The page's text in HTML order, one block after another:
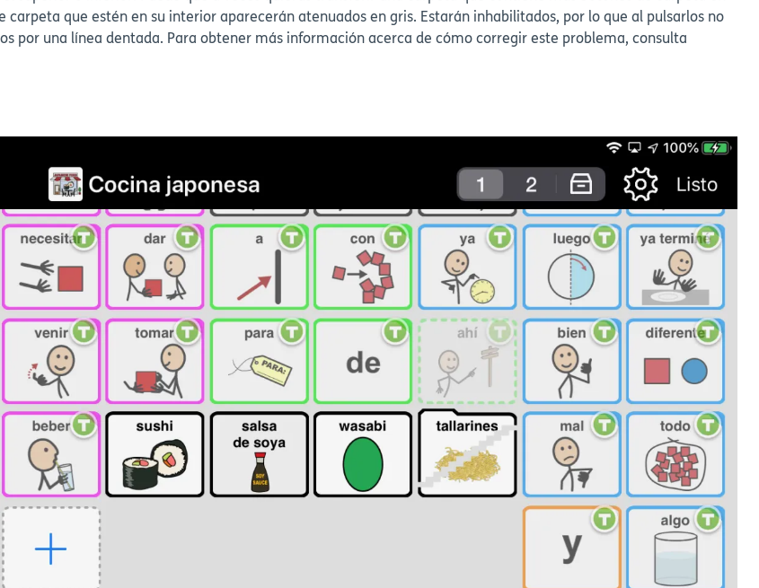
que estén en su interior aparecerán atenuados en gris. Estarán inhabilitados, por lo que al pulsarlos no
por una línea dentada. Para obtener más información acerca de cómo corregir este problema, consulta